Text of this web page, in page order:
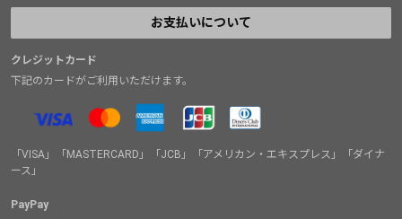
お支払いについて
クレジットカード
下記のカードがご利用いただけます。
「VISA」「MASTERCARD」「JCB」「アメリカン・エキスプレス」「ダイナ
ース」
PayPay